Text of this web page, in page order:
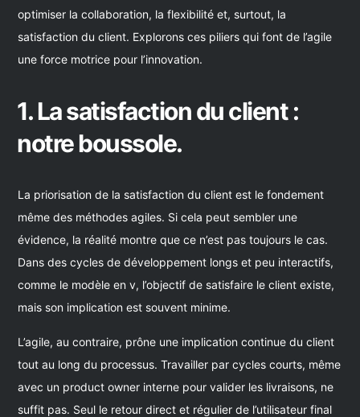
optimiser la collaboration, la flexibilité et, surtout, la
satisfaction du client. Explorons ces piliers qui font de l’agile
une force motrice pour l’innovation.
1. La satisfaction du client :
notre boussole.
La priorisation de la satisfaction du client est le fondement
même des méthodes agiles. Si cela peut sembler une
évidence, la réalité montre que ce n’est pas toujours le cas.
Dans des cycles de développement longs et peu interactifs,
comme le modèle en v, l’objectif de satisfaire le client existe,
mais son implication est souvent minime.
L’agile, au contraire, prône une implication continue du client
tout au long du processus. Travailler par cycles courts, même
avec un product owner interne pour valider les livraisons, ne
suffit pas. Seul le retour direct et régulier de l’utilisateur final